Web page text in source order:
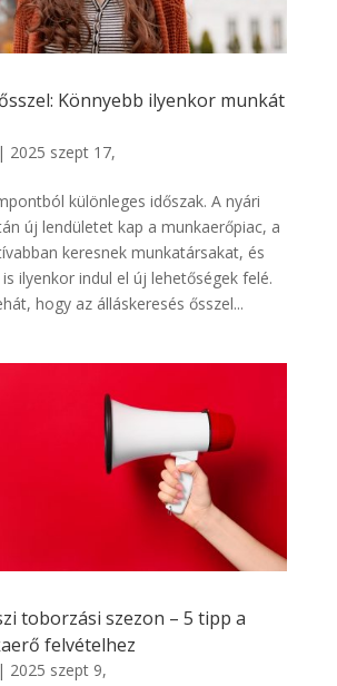
Könnyebb ilyenkor munkát
| 2025 szept 17,
különleges időszak. A nyári
új lendületet kap a munkaerőpiac, a
keresnek munkatársakat, és
ilyenkor indul el új lehetőségek felé.
hogy az álláskeresés ősszel...
toborzási szezon – 5 tipp a
felvételhez
| 2025 szept 9,